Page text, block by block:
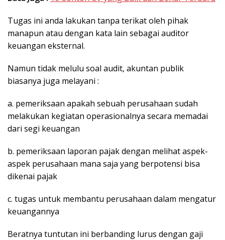
Tugas ini anda lakukan tanpa terikat oleh pihak
manapun atau dengan kata lain sebagai auditor
keuangan eksternal.
Namun tidak melulu soal audit, akuntan publik
biasanya juga melayani :
a. pemeriksaan apakah sebuah perusahaan sudah
melakukan kegiatan operasionalnya secara memadai
dari segi keuangan
b. pemeriksaan laporan pajak dengan melihat aspek-
aspek perusahaan mana saja yang berpotensi bisa
dikenai pajak
c. tugas untuk membantu perusahaan dalam mengatur
keuangannya
Beratnya tuntutan ini berbanding lurus dengan gaji